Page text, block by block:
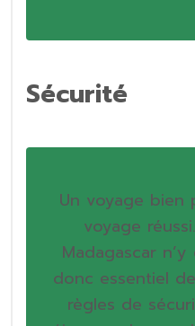
Sécurité
Un voyage bien
voyage
Madagascar
donc essentiel
règles de